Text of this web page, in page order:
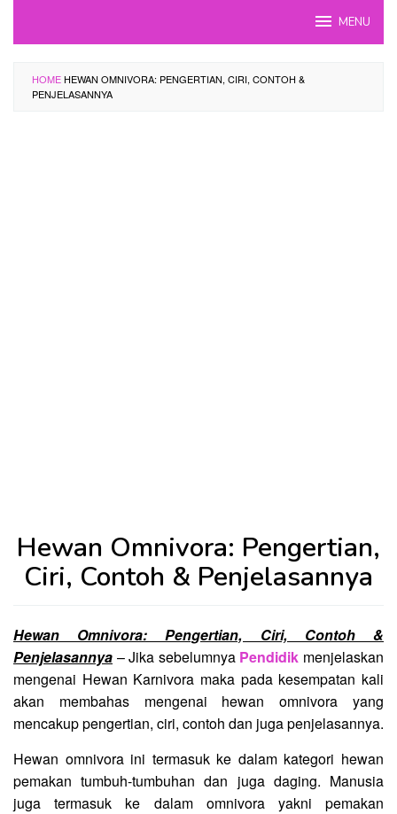
MENU
HOME HEWAN OMNIVORA: PENGERTIAN, CIRI, CONTOH &
PENJELASANNYA
Hewan Omnivora: Pengertian,
Ciri, Contoh & Penjelasannya
Hewan Omnivora: Pengertian, Ciri, Contoh &
Penjelasannya – Jika sebelumnya Pendidik menjelaskan
mengenai Hewan Karnivora maka pada kesempatan kali
akan membahas mengenai hewan omnivora yang
mencakup pengertian, ciri, contoh dan juga penjelasannya.
Hewan omnivora ini termasuk ke dalam kategori hewan
pemakan tumbuh-tumbuhan dan juga daging. Manusia
juga termasuk ke dalam omnivora yakni pemakan